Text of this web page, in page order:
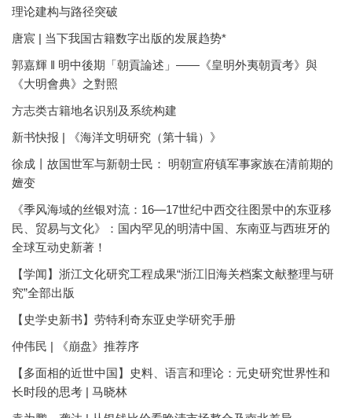
理论建构与路径突破
唐宸 | 当下我国古籍数字出版的发展趋势*
郭嘉輝 ‖ 明中後期「朝貢論述」——《皇明外夷朝貢考》與
《大明會典》之對照
方志类古籍地名识别及系统构建
新书快报 | 《海洋文明研究（第十辑）》
徐成丨故国世军与新朝士民： 明朝宣府镇军事家族在清前期的
嬗变
《季风海域的丝银对流：16—17世纪中西交往图景中的东亚移
民、贸易与文化》：国内罕见的明清中国、东南亚与西班牙的
全球互动史新著！
【学闻】浙江文化研究工程成果“浙江旧海关档案文献整理与研
究”全部出版
【史学史新书】劳特利奇东亚史学研究手册
仲伟民 | 《崩盘》推荐序
【多面相的近世中国】史料、语言和理论：元史研究世界性和
长时段的思考 | 马晓林